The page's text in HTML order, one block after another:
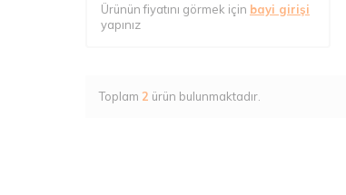
Ürünün fiyatını görmek için bayi girişi
yapınız
Toplam 2 ürün bulunmaktadır.